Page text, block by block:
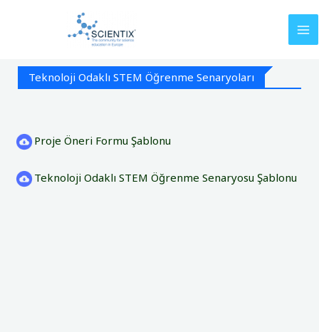
Teknoloji Odaklı STEM Öğrenme Senaryoları
Proje Öneri Formu Şablonu
Teknoloji Odaklı STEM Öğrenme Senaryosu Şablonu